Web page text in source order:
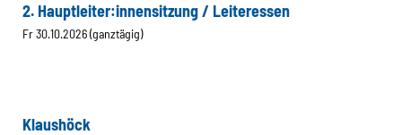
2. Hauptleiter:innensitzung / Leiteressen
Fr 30.10.2026 (ganztägig)
Klaushöck